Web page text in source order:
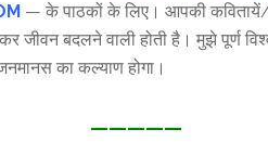
— के पाठकों के लिए। आपकी
जीवन बदलने वाली होती है। मुझे पूर्ण
का कल्याण होगा।
—————